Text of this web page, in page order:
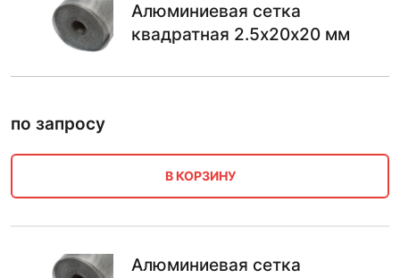
Алюминиевая сетка
квадратная 2.5х20х20 мм
по запросу
В КОРЗИНУ
Алюминиевая сетка